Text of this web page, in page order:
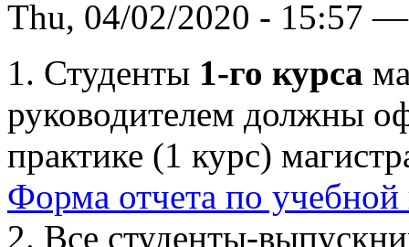
Thu, 04/02/2020 - 15:57
1. Студенты 1-го курса
руководителем должны
практике (1 курс)
Форма отчета по учебной
2. Все студенты-